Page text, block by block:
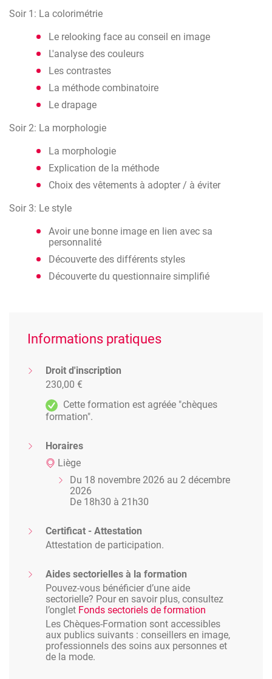
Soir 1: La colorimétrie
Le relooking face au conseil en image
L'analyse des couleurs
Les contrastes
La méthode combinatoire
Le drapage
Soir 2: La morphologie
La morphologie
Explication de la méthode
Choix des vêtements à adopter / à éviter
Soir 3: Le style
Avoir une bonne image en lien avec sa
personnalité
Découverte des différents styles
Découverte du questionnaire simplifié
Informations pratiques
Droit d'inscription
230,00 €
Cette formation est agréée "chèques
formation".
Horaires
Liège
Du 18 novembre 2026 au 2 décembre
2026
De 18h30 à 21h30
Certificat - Attestation
Attestation de participation.
Aides sectorielles à la formation
Pouvez-vous bénéficier d’une aide
sectorielle? Pour en savoir plus, consultez
l’onglet Fonds sectoriels de formation
Les Chèques-Formation sont accessibles
aux publics suivants : conseillers en image,
professionnels des soins aux personnes et
de la mode.